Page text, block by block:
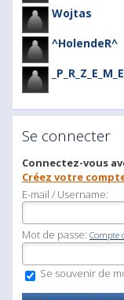
Wojtas
^HolendeR^
Se connecter
Connectez-vous
Créez votre
E-mail / Username:
Mot de passe: Compte
Se souvenir de